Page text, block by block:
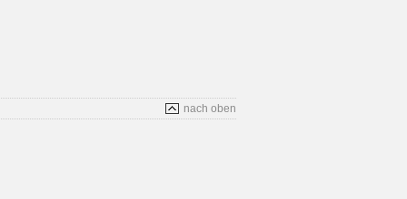
nach oben